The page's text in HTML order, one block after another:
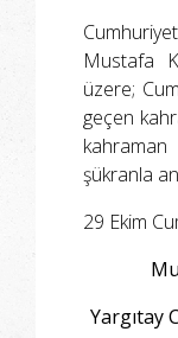
Mustafa
üzere;
geçen
şükranla
29 Ekim